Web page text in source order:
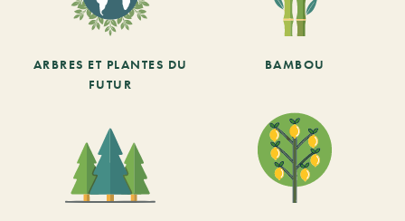
ARBRES ET PLANTES DU
FUTUR
BAMBOU